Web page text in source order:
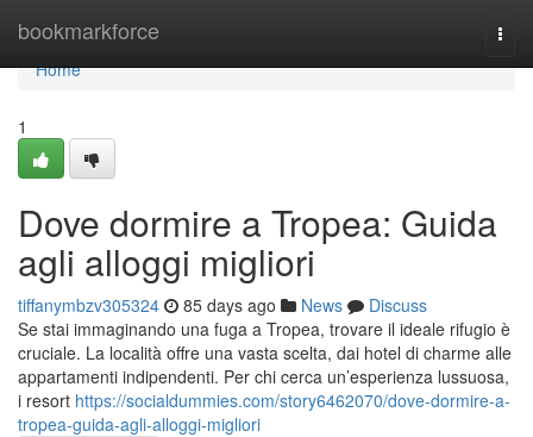
bookmarkforce
Home
Home
1
Dove dormire a Tropea: Guida
agli alloggi migliori
tiffanymbzv305324 85 days ago News
Discuss
Se stai immaginando una fuga a Tropea, trovare il ideale rifugio è
cruciale. La località offre una vasta scelta, dai hotel di charme alle
appartamenti indipendenti. Per chi cerca un’esperienza lussuosa,
i resort https://socialdummies.com/story6462070/dove-dormire-a-
tropea-guida-agli-alloggi-migliori